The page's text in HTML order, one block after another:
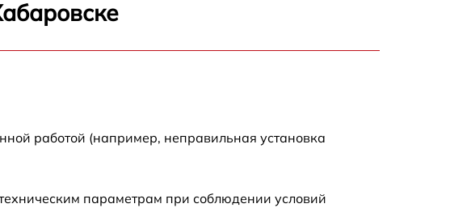
работой (например, неправильная установка
параметрам при соблюдении условий